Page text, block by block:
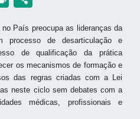
País preocupa as lideranças da
processo de desarticulação e
de qualificação da prática
os mecanismos de formação e
das regras criadas com a Lei
neste ciclo sem debates com a
médicas, profissionais e